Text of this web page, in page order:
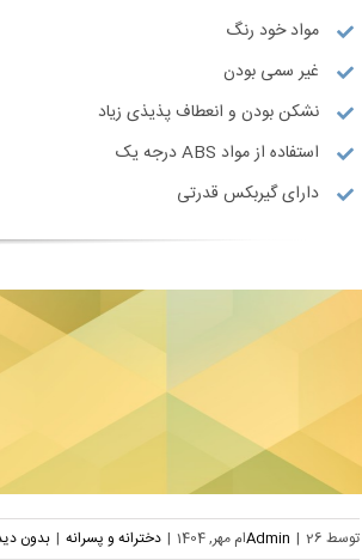
مواد خود رنگ
غیر سمی بودن
نشکن بودن و انعطاف پذیذی زیاد
استفاده از مواد ABS درجه یک
دارای گیربکس قدرتی
توسط Admin | 26ام مهر, 1404 | دخترانه و پسرانه | بدون